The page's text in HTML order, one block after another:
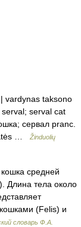
vardynas taksono
serval cat
сервал pranc.
…
Žinduolių
средней
Длина тела около
(Felis) и
словарь Ф.А.